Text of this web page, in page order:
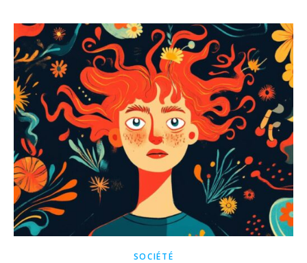
SOCIÉTÉ